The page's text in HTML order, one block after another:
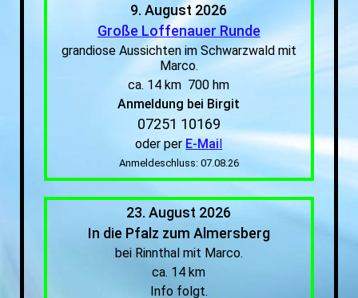
9. August 2026
Große Loffenauer Runde
grandiose Aussichten im Schwarzwald mit
Marco.
ca. 14 km 700 hm
Anmeldung bei Birgit
07251 10169
oder perE-Mai
Anmeldeschluss: 07.08.26
23. August 2026
In die Pfalz zum Almersberg
bei Rinnthal mit Marco.
ca. 14 km
Info folgt.